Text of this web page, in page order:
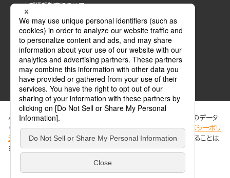
内部通報制度について
ABJマークは、この電子書店・電子書籍配信サービスが、著作権者からコンテンツ使用許諾を
得た正規版配信サービスであることを示す登録商標(登録番号 第6091713号)です。
ABJマークの詳細、ABJマークを掲示しているサービスの一覧はこちら。
ぶんか社が運営するサイトでは、利便性向上のためにCookie等のデータ
を使用しています。 当社のCookieについての詳細は、「プライバシーポリ
シー
」をご覧ください。当サイトでは、訪問者の個人情報を追跡することは
ありません。